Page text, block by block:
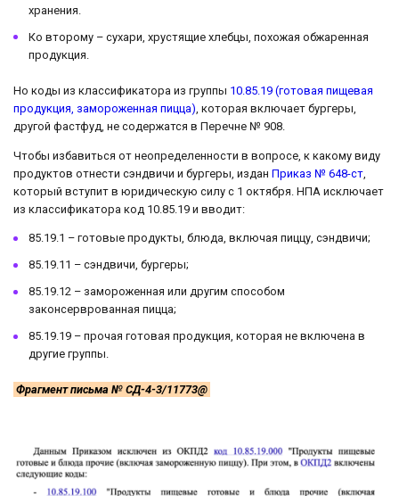
хранения.
Ко второму – сухари, хрустящие хлебцы, похожая обжаренная
продукция.
Но коды из классификатора из группы 10.85.19 (готовая пищевая
продукция, замороженная пицца) , которая включает бургеры,
другой фастфуд, не содержатся в Перечне № 908.
Чтобы избавиться от неопределенности в вопросе, к какому виду
продуктов отнести сэндвичи и бургеры, издан Приказ № 648-ст
который вступит в юридическую силу с 1 октября. НПА исключает
из классификатора код 10.85.19 и вводит:
85.19.1 – готовые продукты, блюда, включая пиццу, сэндвичи;
85.19.11 – сэндвичи, бургеры;
85.19.12 – замороженная или другим способом
законсерврованная пицца;
85.19.19 – прочая готовая продукция, которая не включена в
другие группы.
Фрагмент письма № СД-4-3/11773@